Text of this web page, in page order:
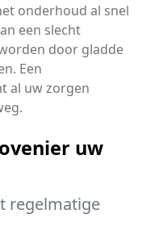
onderhoud al snel
een slecht
door gladde
Een
al uw zorgen
uw
regelmatige